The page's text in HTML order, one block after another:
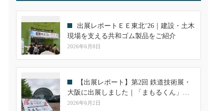
出展レポートＥＥ東北‘26｜建設・土木
現場を支える共和ゴム製品をご紹介
2026年6月8日
【出展レポート】第2回 鉄道技術展・
大阪に出展しました｜「まもるくん」へ
の高い関心を実感
2026年6月2日